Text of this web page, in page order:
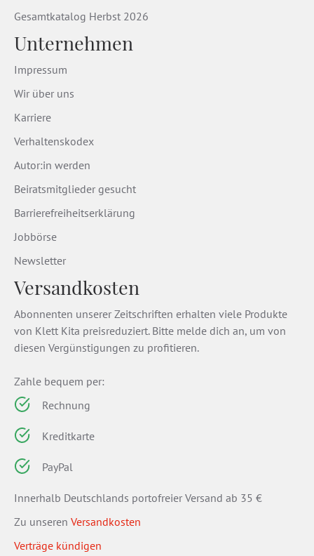
Gesamtkatalog Herbst 2026
Unternehmen
Impressum
Wir über uns
Karriere
Verhaltenskodex
Autor:in werden
Beiratsmitglieder gesucht
Barrierefreiheitserklärung
Jobbörse
Newsletter
Versandkosten
Abonnenten unserer Zeitschriften erhalten viele Produkte
von Klett Kita preisreduziert. Bitte melde dich an, um von
diesen Vergünstigungen zu profitieren.
Zahle bequem per:
Rechnung
Kreditkarte
PayPal
Innerhalb Deutschlands portofreier Versand ab 35 €
Zu unseren Versandkosten
Verträge kündigen